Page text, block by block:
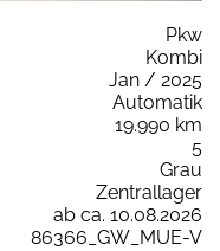
Pkw
Kombi
Jan / 2025
Automatik
19.990 km
5
Grau
Zentrallager
ab ca. 10.08.2026
86366_GW_MUE-V